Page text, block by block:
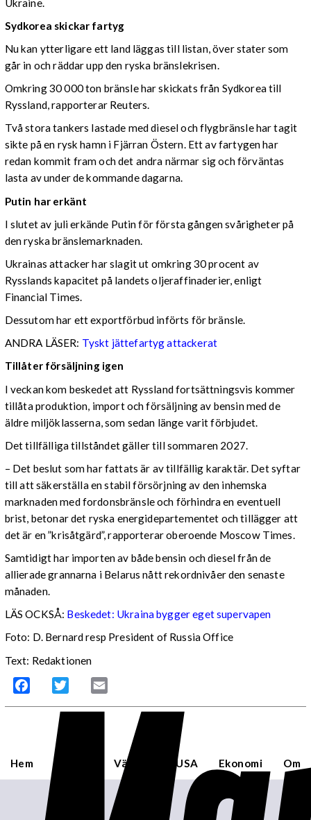
Ukraine.
Sydkorea skickar fartyg
Nu kan ytterligare ett land läggas till listan, över stater som
går in och räddar upp den ryska bränslekrisen.
Omkring 30 000 ton bränsle har skickats från Sydkorea till
Ryssland, rapporterar Reuters.
Två stora tankers lastade med diesel och flygbränsle har tagit
sikte på en rysk hamn i Fjärran Östern. Ett av fartygen har
redan kommit fram och det andra närmar sig och förväntas
lasta av under de kommande dagarna.
Putin har erkänt
I slutet av juli erkände Putin för första gången svårigheter på
den ryska bränslemarknaden.
Ukrainas attacker har slagit ut omkring 30 procent av
Rysslands kapacitet på landets oljeraffinaderier, enligt
Financial Times.
Dessutom har ett exportförbud införts för bränsle.
ANDRA LÄSER: Tyskt jättefartyg attackerat
Tillåter försäljning igen
I veckan kom beskedet att Ryssland fortsättningsvis kommer
tillåta produktion, import och försäljning av bensin med de
äldre miljöklasserna, som sedan länge varit förbjudet.
Det tillfälliga tillståndet gäller till sommaren 2027.
– Det beslut som har fattats är av tillfällig karaktär. Det syftar
till att säkerställa en stabil försörjning av den inhemska
marknaden med fordonsbränsle och förhindra en eventuell
brist, betonar det ryska energidepartementet och tillägger att
det är en ”krisåtgärd”, rapporterar oberoende Moscow Times.
Samtidigt har importen av både bensin och diesel från de
allierade grannarna i Belarus nått rekordnivåer den senaste
månaden.
LÄS OCKSÅ: Beskedet: Ukraina bygger eget supervapen
Foto: D. Bernard resp President of Russia Office
Text: Redaktionen
Facebook Twitter
Hem Sverige Världen USA Ekonomi Om